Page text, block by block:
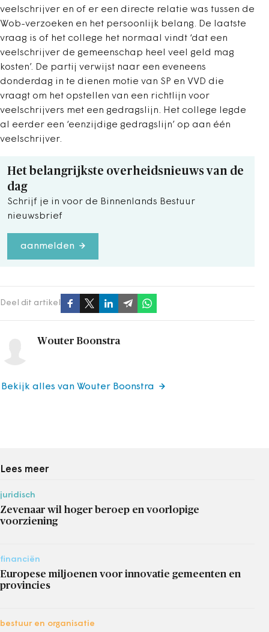
veelschrijver en of er een directe relatie was tussen de
Wob-verzoeken en het persoonlijk belang. De laatste
vraag is of het college het normaal vindt ‘dat een
veelschrijver de gemeenschap heel veel geld mag
kosten’. De partij verwijst naar een eveneens
donderdag in te dienen motie van SP en VVD die
vraagt om het opstellen van een richtlijn voor
veelschrijvers met een gedragslijn. Het college legde
al eerder een ‘eenzijdige gedragslijn’ op aan één
veelschrijver.
Het belangrijkste overheidsnieuws van de
dag
Schrijf je in voor de Binnenlands Bestuur
nieuwsbrief
aanmelden
Deel dit artikel
Wouter Boonstra
Bekijk alles van Wouter Boonstra
Lees meer
juridisch
Zevenaar wil hoger beroep en voorlopige
voorziening
financiën
Europese miljoenen voor innovatie gemeenten en
provincies
bestuur en organisatie